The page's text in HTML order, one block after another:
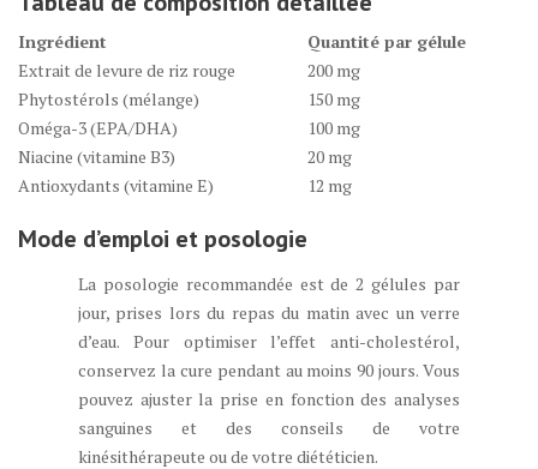
Ingrédient
Quantité par gélule
Extrait de levure de riz rouge
200 mg
Phytostérols (mélange)
150 mg
Oméga-3 (EPA/DHA)
100 mg
Niacine (vitamine B3)
20 mg
Antioxydants (vitamine E)
12 mg
Mode d’emploi et posologie
La posologie recommandée est de 2 gélules par
jour, prises lors du repas du matin avec un verre
d’eau. Pour optimiser l’effet anti-cholestérol,
conservez la cure pendant au moins 90 jours. Vous
pouvez ajuster la prise en fonction des analyses
sanguines et des conseils de votre
kinésithérapeute ou de votre diététicien.